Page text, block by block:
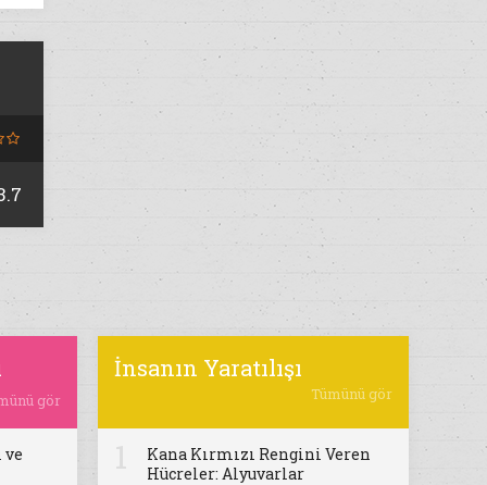
gör
İnsanın Yaratılışı
Tümünü gör
Kana Kırmızı Rengini Veren
Hücreler: Alyuvarlar